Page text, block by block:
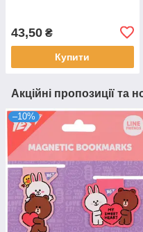
43,50 ₴
Купити
Акційні пропозиції та
–10%